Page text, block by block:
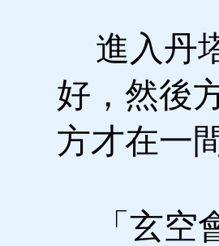
進入丹
好，然後
方才在一
「玄空